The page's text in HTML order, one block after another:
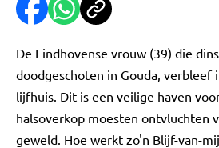
De Eindhovense vrouw (39) die
doodgeschoten in Gouda, verbleef
lijfhuis. Dit is een veilige haven
halsoverkop moesten ontvluchten
geweld. Hoe werkt zo'n Blijf-van-